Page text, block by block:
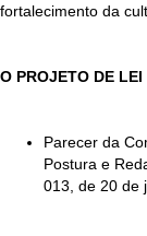
fortalecimento da
O PROJETO DE LEI
Parecer da
Postura e
013, de 20 de